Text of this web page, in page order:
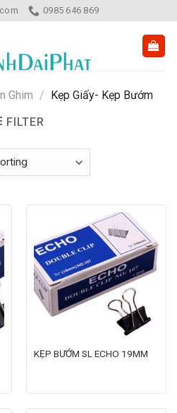
0985 646 869
Ghim / Kẹp Giấy- Kẹp Bướm
FILTER
KẸP BƯỚM SL ECHO 19MM